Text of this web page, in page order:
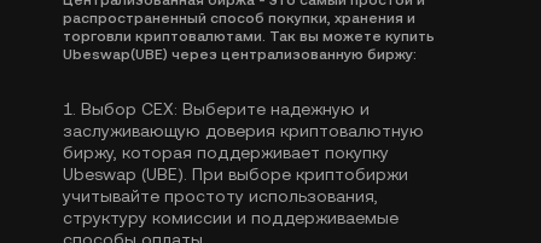
распространенный способ покупки, хранения и
торговли криптовалютами. Так вы можете купить
Ubeswap(UBE) через централизованную биржу:
1. Выбор CEX: Выберите надежную и
заслуживающую доверия криптовалютную
биржу, которая поддерживает покупку
Ubeswap (UBE). При выборе криптобиржи
учитывайте простоту использования,
структуру комиссии и поддерживаемые